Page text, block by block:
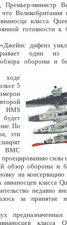
, Премьер-министр
Великобритания
класса
готовности
дифенз
один из
обзора обороны и
5
HMS
По
эти
ВМС
проецированию силы
обзор обороны и
на
класса
недавно
за принятие
класса